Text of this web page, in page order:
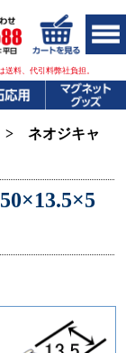
送料、代引料弊社負担。
ネオジキャ
5